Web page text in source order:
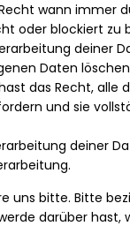
wann immer
oder blockiert zu
deiner
Daten löschen
das Recht,
und sie
deiner
uns bitte. Bitte
darüber